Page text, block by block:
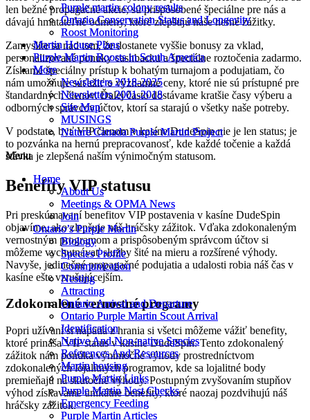
Purple martin colony results
Ontario Conservation Status and Longevity
Roost Monitoring
Martin House Plans
Purple Martin Roosts in South America
More
Newsletters 2018-2025
Newsletters 2001-2018
Site Map
MUSINGS
Nature Canada Purple Martin Project
Menu
Home
About Us
Meetings & OPMA News
Join
Ontario’s Purple Martin
Biology
Species Profile
Communication
Nesting
Attracting
Ontario Arrival and Departure
Ontario Purple Martin Scout Arrival
Identification
Native And Non-native Species
References And Resources
Martin housing
Purple Martin Links
Purple Martin Nest Checks
Emergency Feeding
Purple Martin Articles
Purple martin colony results
Ontario Conservation Status and Longevity
Roost Monitoring
Martin House Plans
Purple Martin Roosts in South America
More
Newsletters 2018-2025
Newsletters 2001-2018
Site Map
MUSINGS
Nature Canada Purple Martin Project
Menu
Home
About Us
Meetings & OPMA News
Join
Ontario’s Purple Martin
Biology
Species Profile
Communication
Nesting
Attracting
Ontario Arrival and Departure
Ontario Purple Martin Scout Arrival
Identification
Native And Non-native Species
References And Resources
Martin housing
Purple Martin Links
Purple Martin Nest Checks
Emergency Feeding
Purple Martin Articles
len bežné propagačné akcie; sú prispôsobené špeciálne pre nás a
dávajú hmatateľné odmeny, ktoré zlepšujú naše herné zážitky.
Zamyslite sa nad tom, že dostanete vyššie bonusy za vklad,
personalizované ponuky cashbacku a špeciálne roztočenia zadarmo.
Získame špeciálny prístup k bohatým turnajom a podujatiam, čo
nám umožňuje súťažiť o významné ceny, ktoré nie sú prístupné pre
štandardných členov. Ďalej často dostávame kratšie časy výberu a
odborných správcov účtov, ktorí sa starajú o všetky naše potreby.
V podstate, byť VIP členom v kasíne DudeSpin nie je len status; je
to pozvánka na hernú prepracovanosť, kde každé točenie a každá
stávka je zlepšená naším výnimočným statusom.
Benefity VIP statusu
Pri preskúmavaní benefitov VIP postavenia v kasíne DudeSpin
objavíme, ako zlepšuje náš hráčsky zážitok. Vďaka zdokonaleným
vernostným programom a prispôsobeným správcom účtov si
môžeme vychutnávať služby šité na mieru a rozšírené výhody.
Navyše, jedinečné propagačné podujatia a udalosti robia náš čas v
kasíne ešte vzrušujúcejším.
Zdokonalené vernostné programy
Popri užívaní si napätia z hrania si všetci môžeme vážiť benefity,
ktoré prináša VIP status v kasíne DudeSpin. Tento zdokonalený
zážitok nám ponúka výnimočné výhody prostredníctvom
zdokonalených lojalitných programov, kde sa lojalitné body
premieňajú na skutočné výhody. Postupným zvyšovaním stupňov
výhod získavame unikátne benefity, ktoré naozaj pozdvihujú náš
hráčsky zážitok.